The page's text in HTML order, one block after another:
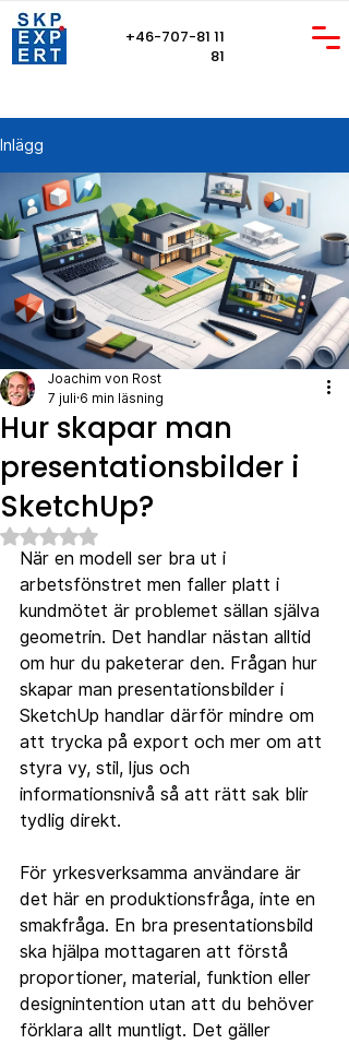
+46-707-81 11
81
Inlägg
Hur skapar man
presentationsbilder i
SketchUp?
Joachim von Rost
7 juli 6 min läsning
Betygsatt till NaN av 5 stjärnor.
När en modell ser bra ut i
arbetsfönstret men faller platt i
kundmötet är problemet sällan själva
geometrin. Det handlar nästan alltid
om hur du paketerar den. Frågan hur
skapar man presentationsbilder i
SketchUp handlar därför mindre om
att trycka på export och mer om att
styra vy, stil, ljus och
informationsnivå så att rätt sak blir
tydlig direkt.
För yrkesverksamma användare är
det här en produktionsfråga, inte en
smakfråga. En bra presentationsbild
ska hjälpa mottagaren att förstå
proportioner, material, funktion eller
designintention utan att du behöver
förklara allt muntligt. Det gäller